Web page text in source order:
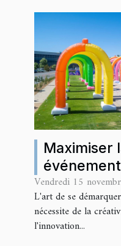
Maximiser
arches
Vendredi 15
L'art de se
nécessite de la
l'innovation...